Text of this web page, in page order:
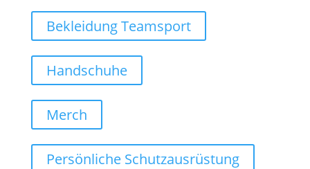
Bekleidung Teamsport
Handschuhe
Merch
Persönliche Schutzausrüstung